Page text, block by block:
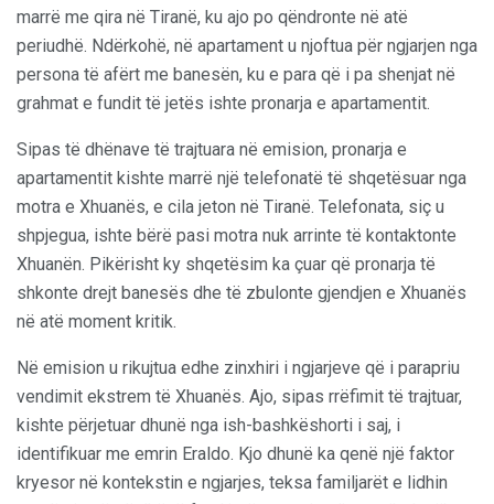
marrë me qira në Tiranë, ku ajo po qëndronte në atë
periudhë. Ndërkohë, në apartament u njoftua për ngjarjen nga
persona të afërt me banesën, ku e para që i pa shenjat në
grahmat e fundit të jetës ishte pronarja e apartamentit.
Sipas të dhënave të trajtuara në emision, pronarja e
apartamentit kishte marrë një telefonatë të shqetësuar nga
motra e Xhuanës, e cila jeton në Tiranë. Telefonata, siç u
shpjegua, ishte bërë pasi motra nuk arrinte të kontaktonte
Xhuanën. Pikërisht ky shqetësim ka çuar që pronarja të
shkonte drejt banesës dhe të zbulonte gjendjen e Xhuanës
në atë moment kritik.
Në emision u rikujtua edhe zinxhiri i ngjarjeve që i parapriu
vendimit ekstrem të Xhuanës. Ajo, sipas rrëfimit të trajtuar,
kishte përjetuar dhunë nga ish-bashkëshorti i saj, i
identifikuar me emrin Eraldo. Kjo dhunë ka qenë një faktor
kryesor në kontekstin e ngjarjes, teksa familjarët e lidhin